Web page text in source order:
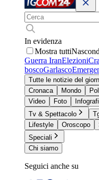
In evidenza
Mostra tutti
Guerra IranElezioni
boscoGarlasco
Tutte le notizie del
Cronaca
Mondo
Video
Foto
Tv & Spettacolo
Lifestyle
Oroscopo
Speciali
Chi siamo
Seguici anche su